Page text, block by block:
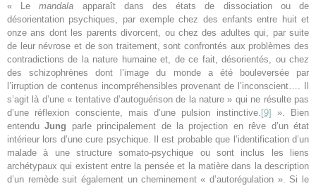
« Lemandala apparaît dans des états de dissociation ou de
désorientation psychiques, par exemple chez des enfants entre huit et
onze ans dont les parents divorcent, ou chez des adultes qui, par suite
de leur névrose et de son traitement, sont confrontés aux problèmes des
contradictions de la nature humaine et, de ce fait, désorientés, ou chez
des schizophrènes dont l’image du monde a été bouleversée par
l’irruption de contenus incompréhensibles provenant de l’inconscient…. Il
s’agit là d’une « tentative d’autoguérison de la nature » qui ne résulte pas
d’une réflexion consciente, mais d’une pulsion instinctive. [9] ». Bien
entenduJung parle principalement de la projection en rêve d’un état
intérieur lors d’une cure psychique. Il est probable que l’identification d’un
malade à une structure somato-psychique ou sont inclus les liens
archétypaux qui existent entre la pensée et la matière dans la description
d’un remède suit également un cheminement « d’autorégulation ». Si le